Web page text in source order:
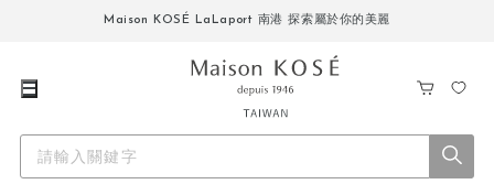
Maison KOSÉ LaLaport 南港 探索屬於你的美麗